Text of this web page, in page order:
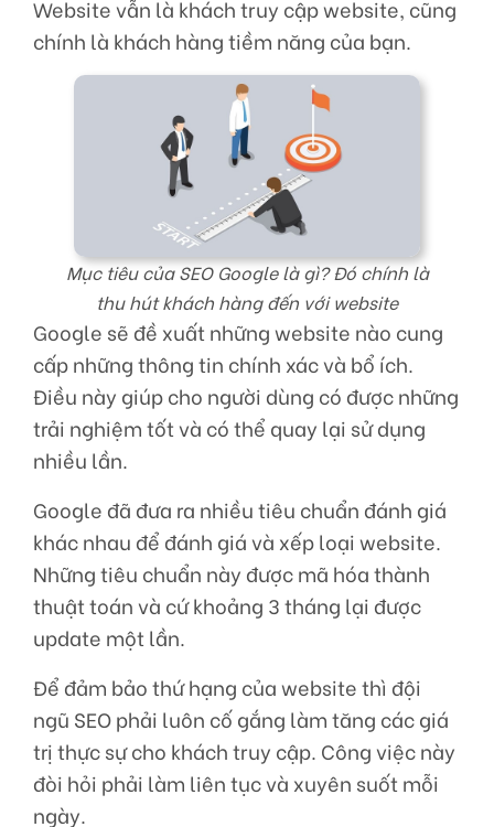
Website vẫn là khách truy cập website, cũng
chính là khách hàng tiềm năng của bạn.
Mục tiêu của SEO Google là gì? Đó chính là
thu hút khách hàng đến với website
Google sẽ đề xuất những website nào cung
cấp những thông tin chính xác và bổ ích.
Điều này giúp cho người dùng có được những
trải nghiệm tốt và có thể quay lại sử dụng
nhiều lần.
Google đã đưa ra nhiều tiêu chuẩn đánh giá
khác nhau để đánh giá và xếp loại website.
Những tiêu chuẩn này được mã hóa thành
thuật toán và cứ khoảng 3 tháng lại được
update một lần.
Để đảm bảo thứ hạng của website thì đội
ngũ SEOphải luôn cố gắng làm tăng các giá
trị thực sự cho khách truy cập. Công việc này
đòi hỏi phải làm liên tục và xuyên suốt mỗi
ngày.